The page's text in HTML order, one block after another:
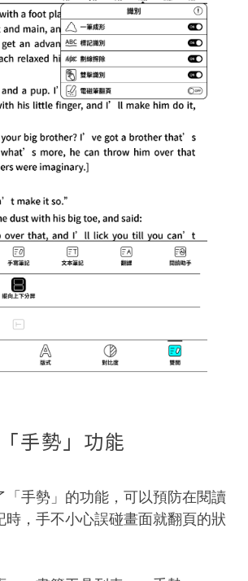
手勢」功能
「手勢」的功能，可以預防在閱讀
時，手不小心誤碰畫面就翻頁的狀